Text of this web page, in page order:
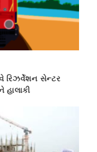
રિઝર્વેશન સેન્ટર
હાલાકી